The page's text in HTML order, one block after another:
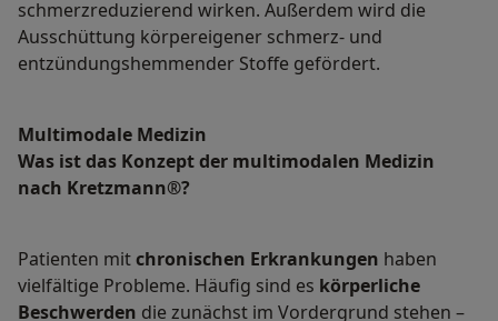
schmerzreduzierend wirken. Außerdem wird die
Ausschüttung körpereigener schmerz- und
entzündungshemmender Stoffe gefördert.
Multimodale Medizin
Was ist das Konzept der multimodalen Medizin
nach Kretzmann®?
Patienten mitchronischen Erkrankungen haben
vielfältige Probleme. Häufig sind es körperliche
Beschwerden die zunächst im Vordergrund stehen –